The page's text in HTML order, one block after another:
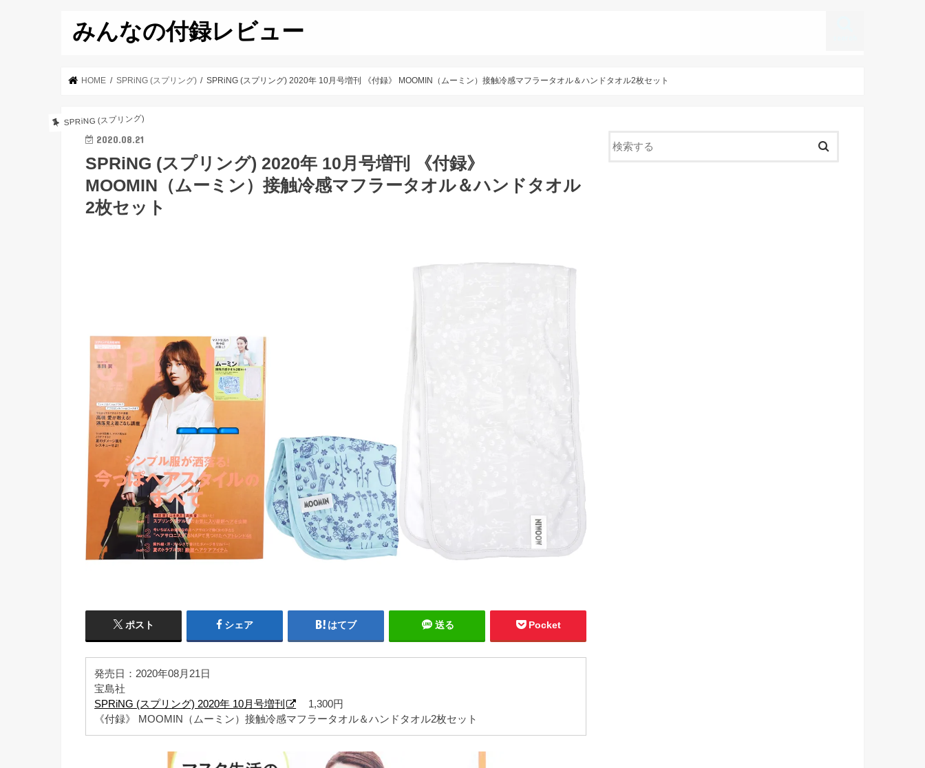
みんなの付録レビュー
HOME SPRiNG (スプリング) SPRiNG (スプリング) 2020年 10月号増刊 《付録》 MOOMIN（ムーミン）接触冷感マフラータオル＆ハンドタオル2枚セット
SPRiNG (スプリング)
2020.08.21
SPRiNG (スプリング) 2020年 10月号増刊 《付録》
MOOMIN（ムーミン）接触冷感マフラータオル＆ハンドタオル
2枚セット
ポスト シェア はてブ 送る Pocket
発売日：2020年08月21日
宝島社
SPRiNG (スプリング) 2020年 10月号増刊
1,300円
《付録》 MOOMIN（ムーミン）接触冷感マフラータオル＆ハンドタオル2枚セット